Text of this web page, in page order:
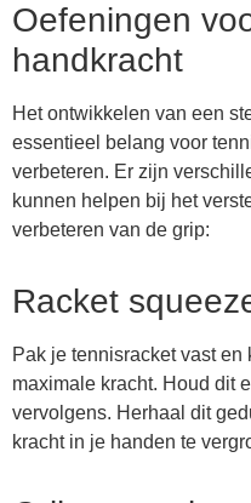
Oefeningen
handkracht
Het ontwikkelen van een
essentieel belang voor
verbeteren. Er zijn
kunnen helpen bij het
verbeteren van de grip:
Racket
Pak je tennisracket vast
maximale kracht. Houd dit
vervolgens. Herhaal dit
kracht in je handen te